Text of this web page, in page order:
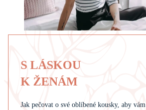
S LÁSKOU
K ŽENÁM
Jak pečovat o své oblíbené kousky, aby vám